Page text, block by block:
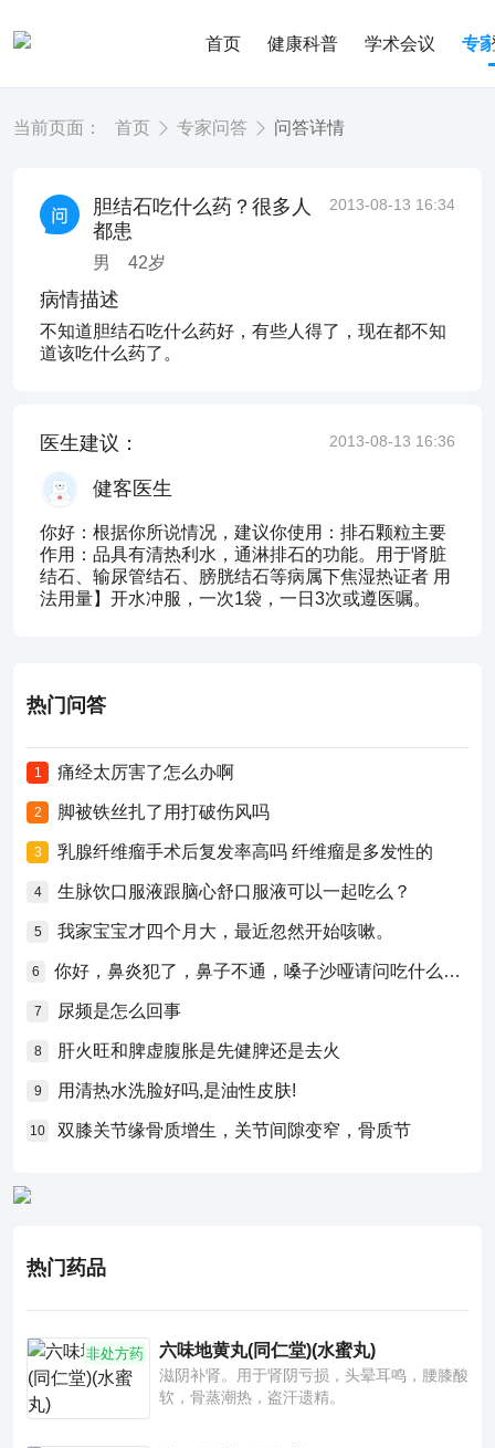
首页 健康科普 学术会议 专
当前页面： 首页 专家问答 问答详情
胆结石吃什么药？很多人
都患
男 42岁
2013-08-13 16:34
病情描述
不知道胆结石吃什么药好，有些人得了，现在都不知
道该吃什么药了。
医生建议： 2013-08-13 16:36
健客医生
你好：根据你所说情况，建议你使用：排石颗粒主要
作用：品具有清热利水，通淋排石的功能。用于肾脏
结石、输尿管结石、膀胱结石等病属下焦湿热证者 用
法用量】开水冲服，一次1袋，一日3次或遵医嘱。
热门问答
1 痛经太厉害了怎么办啊
2 脚被铁丝扎了用打破伤风吗
3 乳腺纤维瘤手术后复发率高吗 纤维瘤是多发性的
4 生脉饮口服液跟脑心舒口服液可以一起吃么？
5 我家宝宝才四个月大，最近忽然开始咳嗽。
6 你好，鼻炎犯了，鼻子不通，嗓子沙哑请问吃什么药比较好？
7 尿频是怎么回事
8 肝火旺和脾虚腹胀是先健脾还是去火
9 用清热水洗脸好吗,是油性皮肤!
10 双膝关节缘骨质增生，关节间隙变窄，骨质节
热门药品
非处方药 六味地黄丸(同仁堂)(水蜜丸)
滋阴补肾。用于肾阴亏损，头晕耳鸣，腰膝酸
软，骨蒸潮热，盗汗遗精。